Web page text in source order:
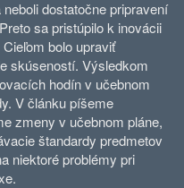
dostatočne pripravení
sa pristúpilo k inovácii
bolo upraviť
skúseností. Výsledkom
hodín v učebnom
V článku píšeme
zmeny v učebnom pláne,
štandardy predmetov
niektoré problémy pri